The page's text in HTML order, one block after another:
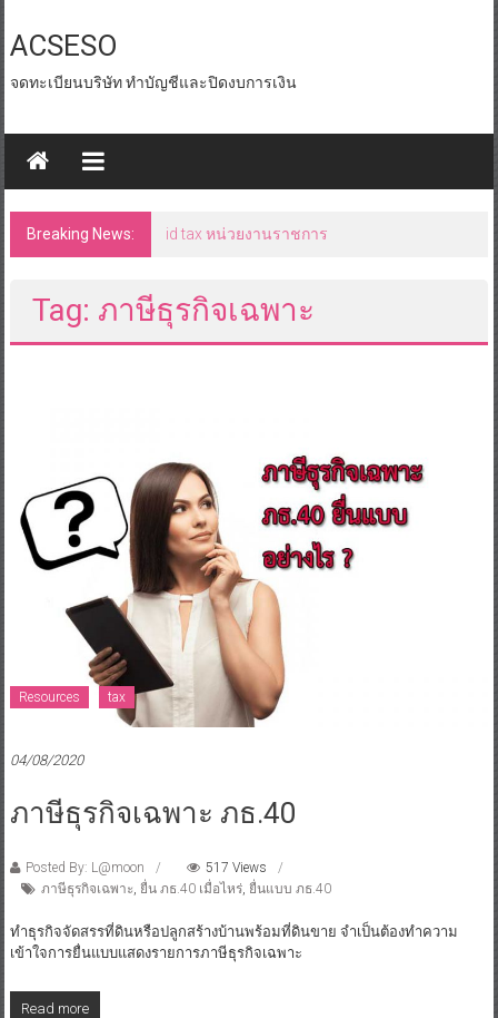
content
ACSESO
จดทะเบียนบริษัท ทำบัญชีและปิดงบการเงิน
Breaking News: id tax หน่วยงานราชการ
Tag: ภาษีธุรกิจเฉพาะ
Resources tax
04/08/2020
ภาษีธุรกิจเฉพาะ ภธ.40
Posted By: L@moon
517 Views
ภาษีธุรกิจเฉพาะ ยื่น ภธ.40 เมื่อไหร่, ยื่นแบบ ภธ.40
ทำธุรกิจจัดสรรที่ดินหรือปลูกสร้างบ้านพร้อมที่ดินขาย จำเป็นต้องทำความ
เข้าใจการยื่นแบบแสดงรายการภาษีธุรกิจเฉพาะ
Read more